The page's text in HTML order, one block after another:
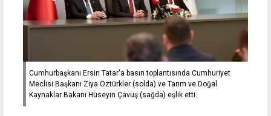
Cumhurbaşkanı Ersin Tatar'a basın toplantısında Cumhuriyet
Meclisi Başkanı Ziya Öztürkler (solda) ve Tarım ve Doğal
Kaynaklar Bakanı Hüseyin Çavuş (sağda) eşlik etti.